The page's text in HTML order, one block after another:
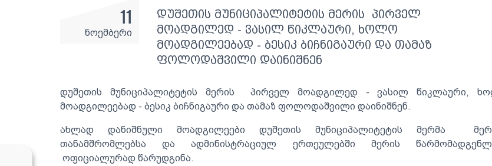
11
ნოემბერი
დუშეთის მუნიციპალიტეტის მერის პირველ
მოადგილედ - ვასილ წიკლაური, ხოლო
მოადგილეებად - ბესიკ ბიჩნიგაური და თამაზ
ფოლოდაშვილი დაინიშნენ
დუშეთის მუნიციპალიტეტის მერის პირველ მოადგილედ - ვასილ წიკლაური,
მოადგილეებად - ბესიკ ბიჩნიგაური და თამაზ ფოლოდაშვილი დაინიშნენ.
ახლად დანიშნული მოადგილეები დუშეთის მუნიციპალიტეტის მერმა
თანამშრომლებსა და ადმინისტრაციულ ერთეულებში მერის
ოფიციალურად წარუდგინა.